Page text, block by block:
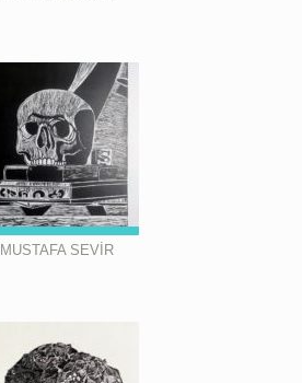
MUSTAFA SEVİR